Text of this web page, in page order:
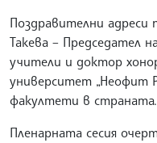
Поздравителни адреси
Такева – Председател
учители и доктор
университет „Неофит
факултети в страната.
Пленарната сесия